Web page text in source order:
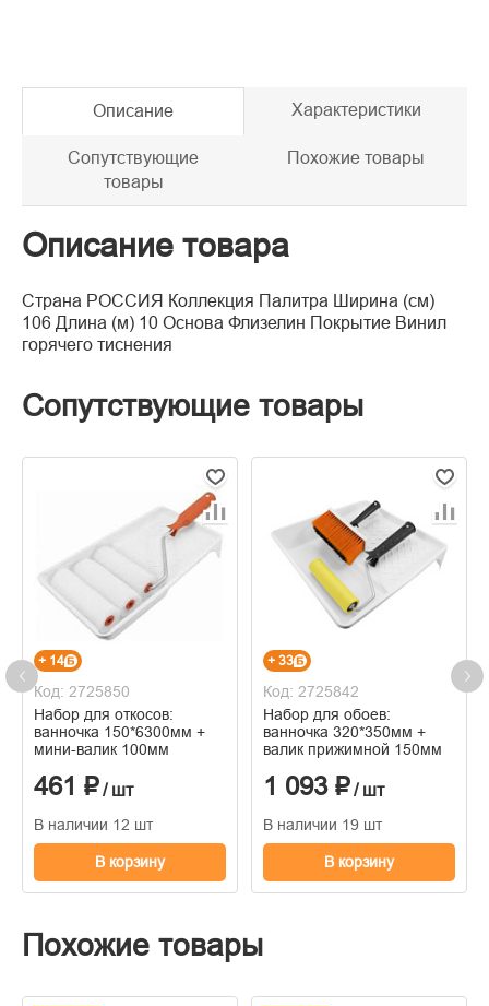
Описание Характеристики
Сопутствующие
товары
Похожие товары
Описание товара
Страна РОССИЯ Коллекция Палитра Ширина (см)
106 Длина (м) 10 Основа Флизелин Покрытие Винил
горячего тиснения
Сопутствующие товары
+ 14
Код: 2725850
Набор для откосов:
ванночка 150*6300мм +
мини-валик 100мм
461 ₽/ шт
В наличии 12 шт
В корзину
+ 33
Код: 2725842
Набор для обоев:
ванночка 320*350мм +
валик прижимной 150мм
1 093 ₽/ шт
В наличии 19 шт
В корзину
Похожие товары